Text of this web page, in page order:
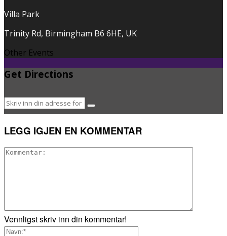
Villa Park
Trinity Rd, Birmingham B6 6HE, UK
Other Events
Get Directions
LEGG IGJEN EN KOMMENTAR
Vennligst skriv inn din kommentar!